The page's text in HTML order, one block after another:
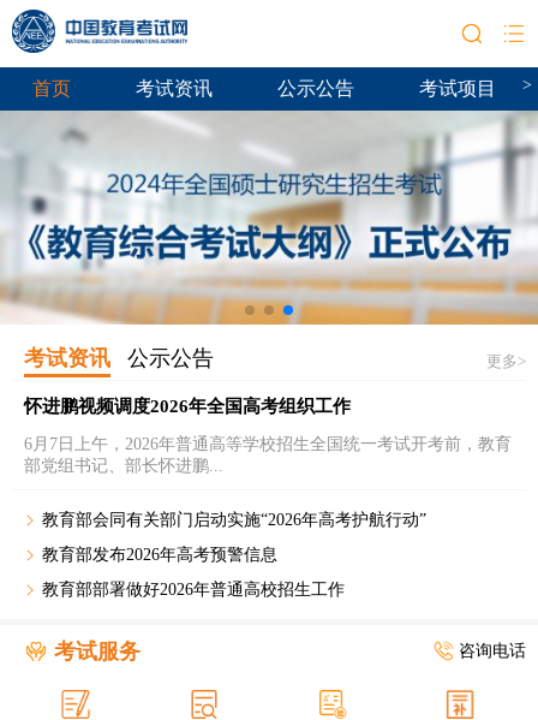
首页 考试资讯 公示公告 考试项目 >
考试资讯 公示公告 更多>
怀进鹏视频调度2026年全国高考组织工作
6月7日上午，2026年普通高等学校招生全国统一考试开考前，教育
部党组书记、部长怀进鹏...
教育部会同有关部门启动实施“2026年高考护航行动”
教育部发布2026年高考预警信息
教育部部署做好2026年普通高校招生工作
考试服务 咨询电话